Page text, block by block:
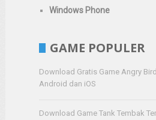
Windows Phone
GAME POPULER
Download Gratis Game Angry
Android dan iOS
Download Game Tank Tembak